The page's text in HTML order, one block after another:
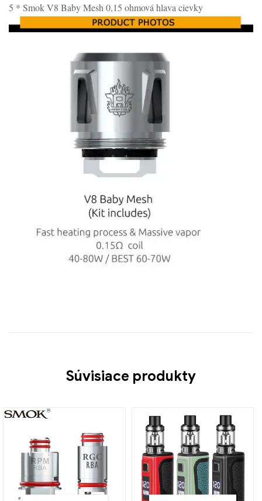
5 * Smok V8 Baby Mesh 0,15 ohmová hlava cievky
Súvisiace produkty